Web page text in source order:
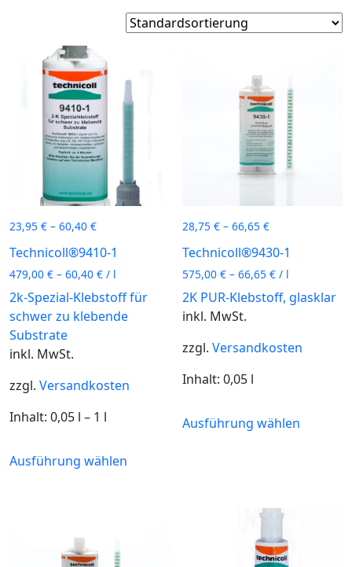
23,95 € – 60,40 €
Technicoll®9410-1
479,00 € – 60,40 € / l
2k-Spezial-Klebstoff für
schwer zu klebende
Substrate
inkl. MwSt.
zzgl. Versandkosten
Inhalt: 0,05 l – 1 l
Ausführung wählen
28,75€ –66,65€
Technicoll®9430-1
575,00€ –66,65€ / l
2K PUR-Klebstoff, glasklar
inkl. MwSt.
zzgl.Versandkosten
Inhalt: 0,05 l
Ausführung wählen